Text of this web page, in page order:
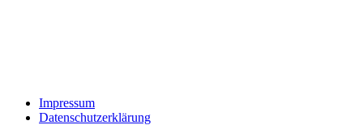
Impressum
Datenschutzerklärung